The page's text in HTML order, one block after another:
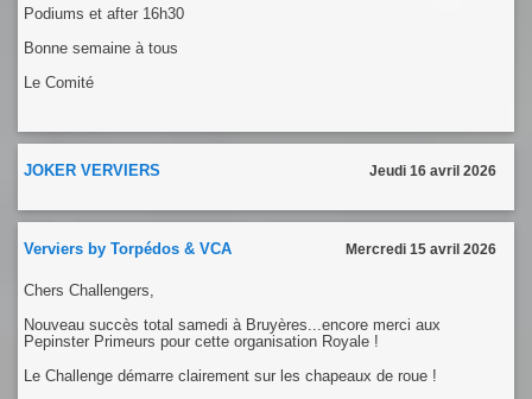
Podiums et after 16h30
Bonne semaine à tous
Le Comité
JOKER VERVIERS Jeudi 16 avril 2026
Verviers by Torpédos & VCA Mercredi 15 avril 2026
Chers Challengers,
Nouveau succès total samedi à Bruyères...encore merci aux
Pepinster Primeurs pour cette organisation Royale !
Le Challenge démarre clairement sur les chapeaux de roue !